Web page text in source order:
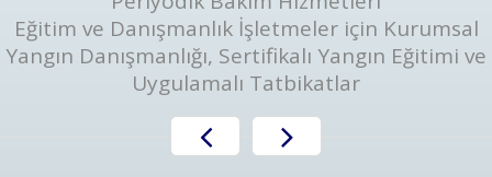
Eğitim ve Danışmanlık İşletmeler için Kurumsal
Yangın Danışmanlığı, Sertifikalı Yangın Eğitimi ve
Uygulamalı Tatbikatlar